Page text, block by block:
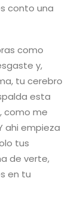
conto una
como
y,
tu cerebro
esta
como me
ahi empieza
tus
de verte,
en tu